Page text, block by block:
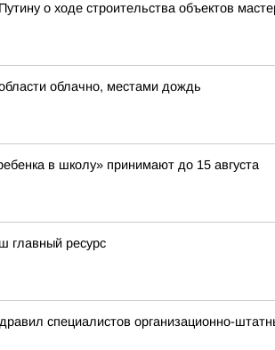
о ходе строительства объектов
облачно, местами дождь
в школу» принимают до 15 августа
главный ресурс
специалистов организационно-